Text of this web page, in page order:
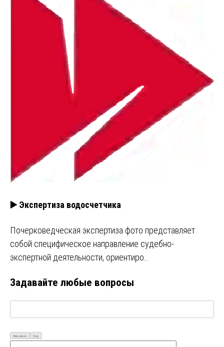
▶️ Экспертиза водосчетчика
Почерковедческая экспертиза фото представляет
собой специфическое направление судебно-
экспертной деятельности, ориентиро…
Задавайте любые вопросы
Визуально Код